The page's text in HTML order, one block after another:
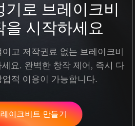
로 브레이크비
을 시작하세요
고 저작권료 없는 브레이크비
요. 완벽한 창작 제어, 즉시 다
업적 이용이 가능합니다.
레이크비트 만들기